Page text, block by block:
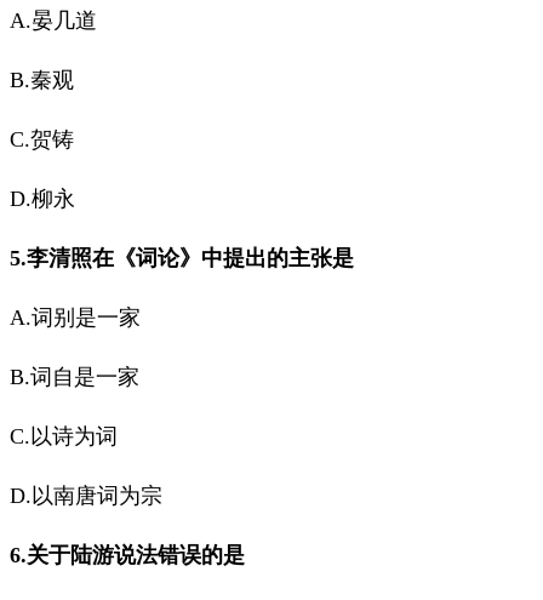
A.晏几道
B.秦观
C.贺铸
D.柳永
5.李清照在《词论》中提出的主张是
A.词别是一家
B.词自是一家
C.以诗为词
D.以南唐词为宗
6.关于陆游说法错误的是